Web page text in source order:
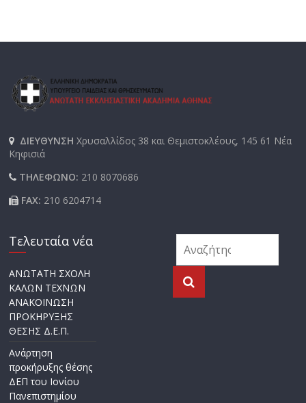
ΔΙΕΥΘΥΝΣΗΧρυσαλλίδος 38 και Θεμιστοκλέους, 145 61 Νέα
Κηφισιά
ΤΗΛΕΦΩΝΟ: 210 8070686
FAX: 210 6204714
Τελευταία νέα
ΑΝΩΤΑΤΗ ΣΧΟΛΗ
ΚΑΛΩΝ ΤΕΧΝΩΝ
ΑΝΑΚΟΙΝΩΣΗ
ΠΡΟΚΗΡΥΞΗΣ
ΘΕΣΗΣ Δ.Ε.Π.
Ανάρτηση
προκήρυξης θέσης
ΔΕΠ του Ιονίου
Πανεπιστημίου